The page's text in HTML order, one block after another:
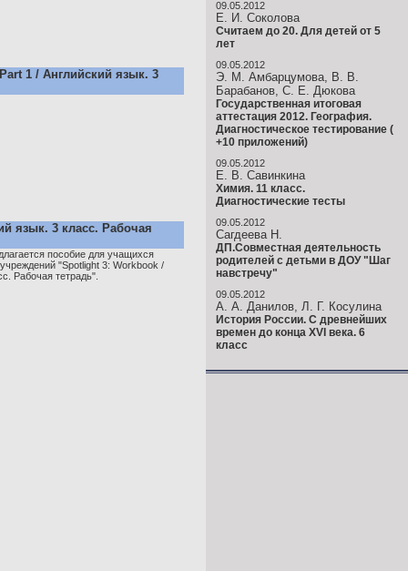
1 / Английский язык. 3
язык. 3 класс. Рабочая
пособие для учащихся
"Spotlight 3: Workbook /
Рабочая тетрадь".
09.05.2012
Е. И. Соколова
Считаем до 20. Для детей от 5
лет
09.05.2012
Э. М. Амбарцумова, В. В.
Барабанов, С. Е. Дюкова
Государственная итоговая
аттестация 2012. География.
Диагностическое тестирование (
+10 приложений)
09.05.2012
Е. В. Савинкина
Химия. 11 класс.
Диагностические тесты
09.05.2012
Сагдеева Н.
ДП.Совместная деятельность
родителей с детьми в ДОУ "Шаг
навстречу"
09.05.2012
А. А. Данилов, Л. Г. Косулина
История России. С древнейших
времен до конца XVI века. 6
класс